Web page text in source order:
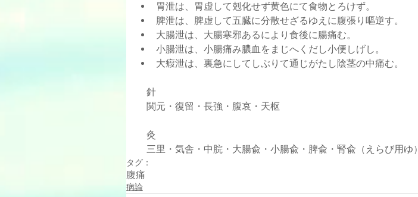
胃泄は、胃虚して剋化せず黄色にて食物とろけず。
脾泄は、脾虚して五臓に分散せざるゆえに腹張り嘔逆す。
大腸泄は、大腸寒邪あるにより食後に腸痛む。
小腸泄は、小腸痛み膿血をまじへくだし小便しげし。
大瘕泄は、裏急にしてしぶりて通じがたし陰茎の中痛む。
    針
    関元・復留・長強・腹哀・天枢
    灸
    三里・気舎・中脘・大腸兪・小腸兪・脾兪・腎兪（えらび用ゆ）
タグ：
腹痛
病論